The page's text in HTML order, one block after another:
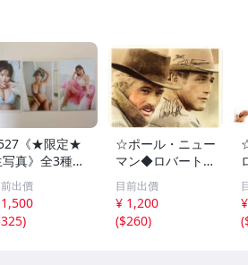
《★限定★
真》全3種セ
【井口裕香】
（フラッシ
）2026年8月18
25日合併号
出價
)
☆ポール・ニュー
マン◆ロバート・
レッドフォード◆
サイン入り写真◆
30x20㎝☆
目前出價
¥ 1,200
($260)
(